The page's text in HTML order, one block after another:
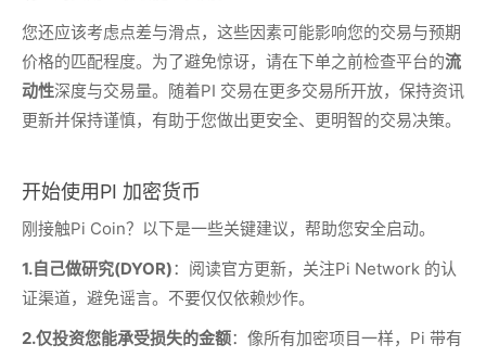
您还应该考虑点差与滑点，这些因素可能影响您的交易与预期
价格的匹配程度。为了避免惊讶，请在下单之前检查平台的流
动性深度与交易量。随着PI 交易在更多交易所开放，保持资讯
更新并保持谨慎，有助于您做出更安全、更明智的交易决策。
开始使用PI 加密货币
刚接触Pi Coin？以下是一些关键建议，帮助您安全启动。
1.自己做研究(DYOR)：阅读官方更新，关注Pi Network 的认
证渠道，避免谣言。不要仅仅依赖炒作。
2.仅投资您能承受损失的金额：像所有加密项目一样，Pi 带有